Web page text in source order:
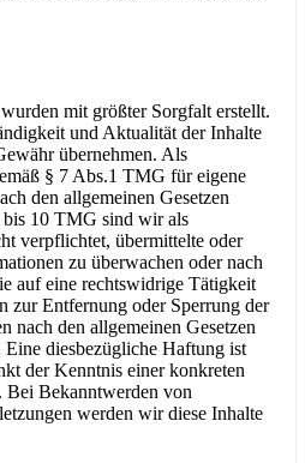
mit größter Sorgfalt erstellt.
und Aktualität der Inhalte
übernehmen. Als
§ 7 Abs.1 TMG für eigene
den allgemeinen Gesetzen
10 TMG sind wir als
verpflichtet, übermittelte oder
zu überwachen oder nach
auf eine rechtswidrige Tätigkeit
zur Entfernung oder Sperrung der
nach den allgemeinen Gesetzen
diesbezügliche Haftung ist
der Kenntnis einer konkreten
Bei Bekanntwerden von
werden wir diese Inhalte